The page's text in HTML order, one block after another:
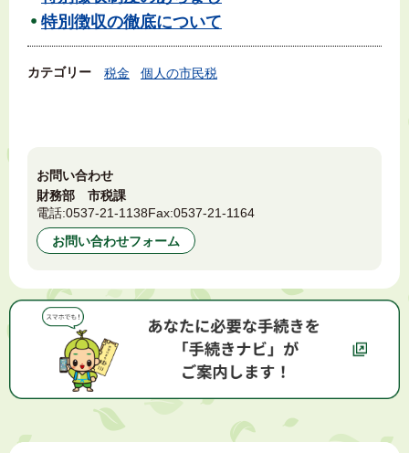
特別徴収の徹底について
カテゴリー 税金 個人の市民税
お問い合わせ
財務部 市税課
電話:0537-21-1138Fax:0537-21-1164
お問い合わせフォーム